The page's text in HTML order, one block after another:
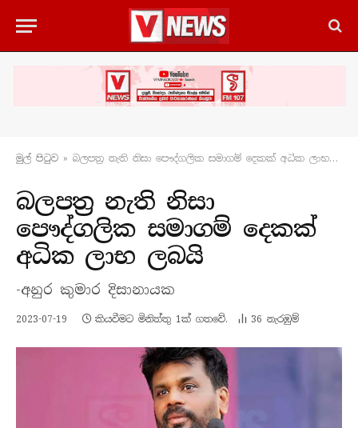
මුල් පිටු​ව » බලපත්‍ර නැති නිසා පෞද්ගලික සමාගම් දෙකක් අධික ලාභ ලබයි
බලපත්‍ර නැති නිසා
පෞද්ගලික සමාගම් දෙකක්
අධික ලාභ ලබයි
-අනුර කුමාර දිසානායක
2023-07-19 කියවීමට මිනිත්තු 1ක් ගතවේ. 36 නැරඹු​ම්